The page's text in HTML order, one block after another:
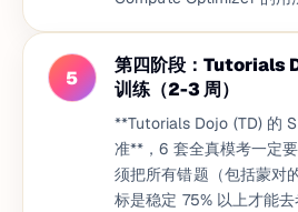
5
第四阶段：Tutorials
训练（2-3 周）
**Tutorials Dojo (TD) 的
准**，6 套全真模考一定
须把所有错题（包括蒙对
标是稳定 75% 以上才能